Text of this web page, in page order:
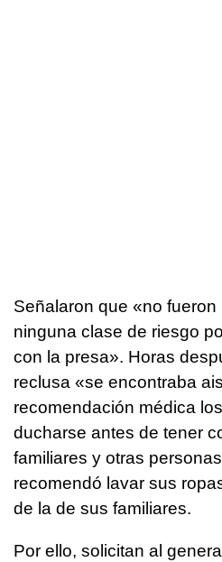
Señalaron que «no fueron
ninguna clase de riesgo
con la presa». Horas
reclusa «se encontraba
recomendación médica
ducharse antes de tener
familiares y otras
recomendó lavar sus
de la de sus familiares.
Por ello, solicitan al